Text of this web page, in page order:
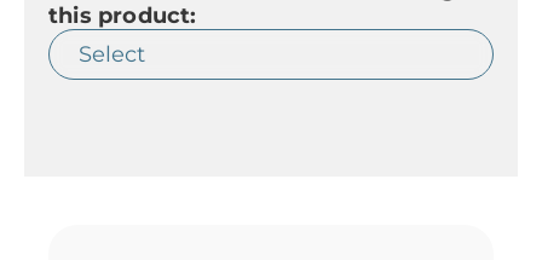
this product: